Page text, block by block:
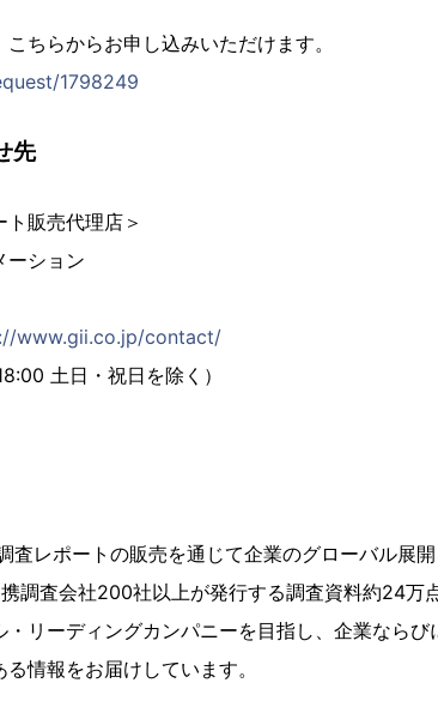
ちらからお申し込みいただけます。
1798249
先
販売代理店＞
ーション
www.gii.co.jp/contact/
土日・祝日を除く）
査レポートの販売を通じて企業のグローバル展
調査会社200社以上が発行する調査資料約24万
リーディングカンパニーを目指し、企業なら
情報をお届けしています。